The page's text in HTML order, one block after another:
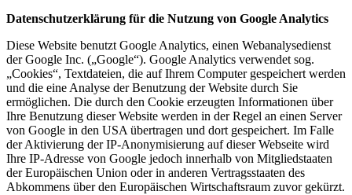
Datenschutzerklärung für die Nutzung von Google Analytics
Diese Website benutzt Google Analytics, einen Webanalysedienst
der Google Inc. („Google“). Google Analytics verwendet sog.
„Cookies“, Textdateien, die auf Ihrem Computer gespeichert werden
und die eine Analyse der Benutzung der Website durch Sie
ermöglichen. Die durch den Cookie erzeugten Informationen über
Ihre Benutzung dieser Website werden in der Regel an einen Server
von Google in den USA übertragen und dort gespeichert. Im Falle
der Aktivierung der IP-Anonymisierung auf dieser Webseite wird
Ihre IP-Adresse von Google jedoch innerhalb von Mitgliedstaaten
der Europäischen Union oder in anderen Vertragsstaaten des
Abkommens über den Europäischen Wirtschaftsraum zuvor gekürzt.